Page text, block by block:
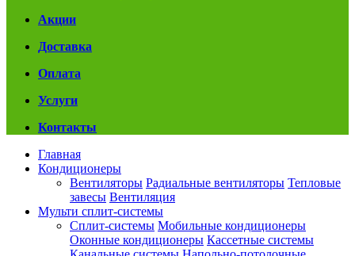
Акции
Доставка
Оплата
Услуги
Контакты
Главная
Кондиционеры
Вентиляторы Радиальные вентиляторы Тепловые
завесы Вентиляция
Мульти сплит-системы
Сплит-системы Мобильные кондиционеры
Оконные кондиционеры Кассетные системы